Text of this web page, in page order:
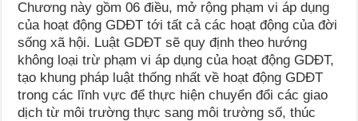
Chương này gồm 06 điều, mở rộng phạm vi áp dụng
của hoạt động GDĐT tới tất cả các hoạt động của đời
sống xã hội. Luật GDĐT sẽ quy định theo hướng
không loại trừ phạm vi áp dụng của hoạt động GDĐT,
tạo khung pháp luật thống nhất về hoạt động GDĐT
trong các lĩnh vực để thực hiện chuyển đổi các giao
dịch từ môi trường thực sang môi trường số, thúc